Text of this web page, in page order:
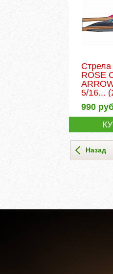
ROSE
5/16...
990
Назад